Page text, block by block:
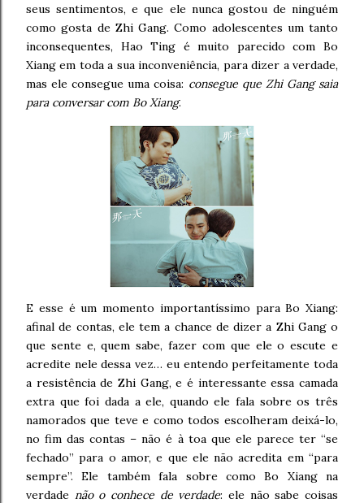
seus sentimentos, e que ele nunca gostou de ninguém
como gosta de Zhi Gang. Como adolescentes um tanto
inconsequentes, Hao Ting é muito parecido com Bo
Xiang em toda a sua inconveniência, para dizer a verdade,
mas ele consegue uma coisa: consegue que Zhi Gang saia
para conversar com Bo Xiang.
E esse é um momento importantíssimo para Bo Xiang:
afinal de contas, ele tem a chance de dizer a Zhi Gang o
que sente e, quem sabe, fazer com que ele o escute e
acredite nele dessa vez… eu entendo perfeitamente toda
a resistência de Zhi Gang, e é interessante essa camada
extra que foi dada a ele, quando ele fala sobre os três
namorados que teve e como todos escolheram deixá-lo,
no fim das contas – não é à toa que ele parece ter “se
fechado” para o amor, e que ele não acredita em “para
sempre”. Ele também fala sobre como Bo Xiang na
verdade não o conhece de verdade: ele não sabe coisas